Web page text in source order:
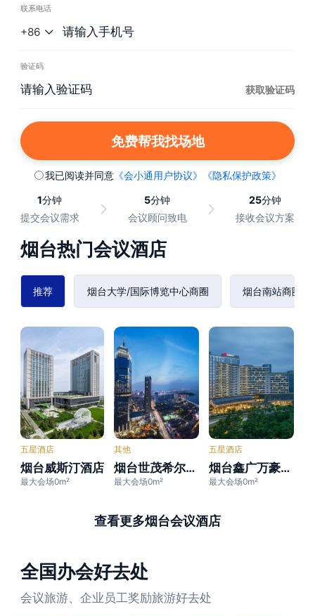
联系电话
+86
验证码
获取验证码
免费帮我找场地
我已阅读并同意《会小通用户协议》 《隐私保护政策》
1分钟
提交会议需求
5分钟
会议顾问致电
25分钟
接收会议方案
烟台热门会议酒店
推荐 烟台大学/国际博览中心商圈 烟台南站商圈
五星酒店
烟台威斯汀酒店
最大会场0m²
其他
烟台世茂希尔顿酒店
最大会场0m²
五星酒店
烟台鑫广万豪酒店
最大会场0m²
查看更多烟台会议酒店
全国办会好去处
会议旅游、企业员工奖励旅游好去处